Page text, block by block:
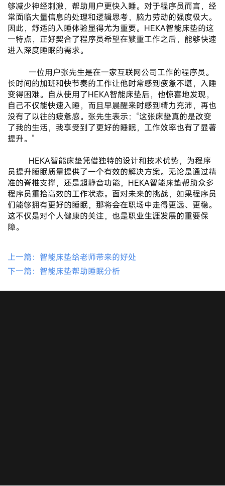
够减少神经刺激，帮助用户更快入睡。对于程序员而言，经
常面临大量信息的处理和逻辑思考，脑力劳动的强度极大。
因此，舒适的入睡体验显得尤为重要。HEKA智能床垫的这
一特点，正好契合了程序员希望在繁重工作之后，能够快速
进入深度睡眠的需求。
长时间的加班和快节奏的工作让他时常感到疲惫不堪，入睡
变得困难。自从使用了HEKA智能床垫后，他惊喜地发现，
自己不仅能快速入睡，而且早晨醒来时感到精力充沛，再也
没有了以往的疲惫感。张先生表示：“这张床垫真的是改变
了我的生活，我享受到了更好的睡眠，工作效率也有了显著
提升。”
员提升睡眠质量提供了一个有效的解决方案。无论是通过精
准的脊椎支撑，还是超静音功能，HEKA智能床垫帮助众多
程序员重拾高效的工作状态。面对未来的挑战，如果程序员
们能够拥有更好的睡眠，那将会在职场中走得更远、更稳。
这不仅是对个人健康的关注，也是职业生涯发展的重要保
障。
上一篇：智能床垫给老师带来的好处
下一篇：智能床垫帮助睡眠分析